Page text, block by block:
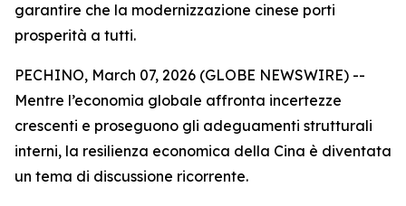
garantire che la modernizzazione cinese porti
prosperità a tutti.
PECHINO, March 07, 2026 (GLOBE NEWSWIRE) --
Mentre l’economia globale affronta incertezze
crescenti e proseguono gli adeguamenti strutturali
interni, la resilienza economica della Cina è diventata
un tema di discussione ricorrente.